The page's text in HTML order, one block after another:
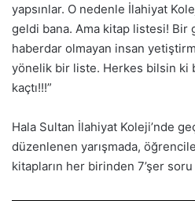
yapsınlar. O nedenle İlahiyat
geldi bana. Ama kitap listesi! Bir
haberdar olmayan insan
yönelik bir liste. Herkes bilsin ki
kaçtı!!!”
Hala Sultan İlahiyat Koleji’nde
düzenlenen yarışmada,
kitapların her birinden 7’şer